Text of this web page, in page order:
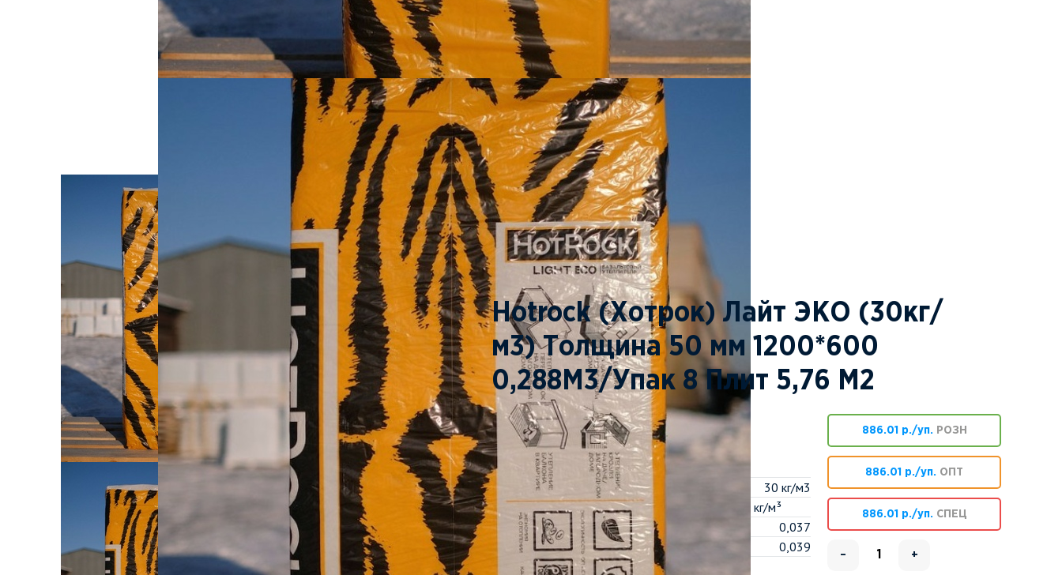
Hotrock (Хотрок) Лайт ЭКО (30кг/
м3) Толщина 50 мм 1200*600
0,288М3/Упак 8 Плит 5,76 М2
Характеристики
Аналог
Плотность, кг/м3
30 кг/м3
Средняя целевая производственная плотность, кг/м³
Теплопроводность при 283 +/-5˚К, Вт/м˚К,λ10
0,037
Теплопроводность при 298 ˚К, Вт/м˚К,λ25
0,039
Теплопроводность при 298 ˚К, Вт/м˚К,λА
886.01 р./уп. РОЗН
886.01 р./уп. ОПТ
886.01 р./уп. СПЕЦ
– +